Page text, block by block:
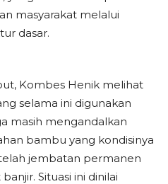
masyarakat melalui
dasar.
Kombes Henik melihat
selama ini digunakan
masih mengandalkan
bambu yang kondisinya
jembatan permanen
Situasi ini dinilai